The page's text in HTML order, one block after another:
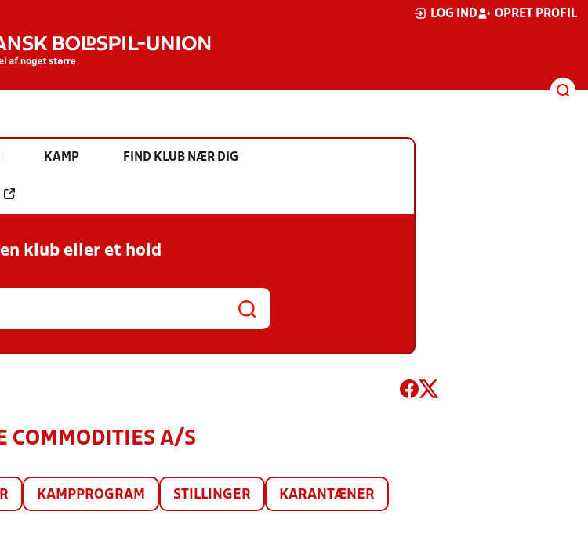
LOG IND OPRET PROFIL
KAMP FIND KLUB NÆR DIG
en klub eller et hold
COMMODITIES A/S
KAMPPROGRAM STILLINGER KARANTÆNER